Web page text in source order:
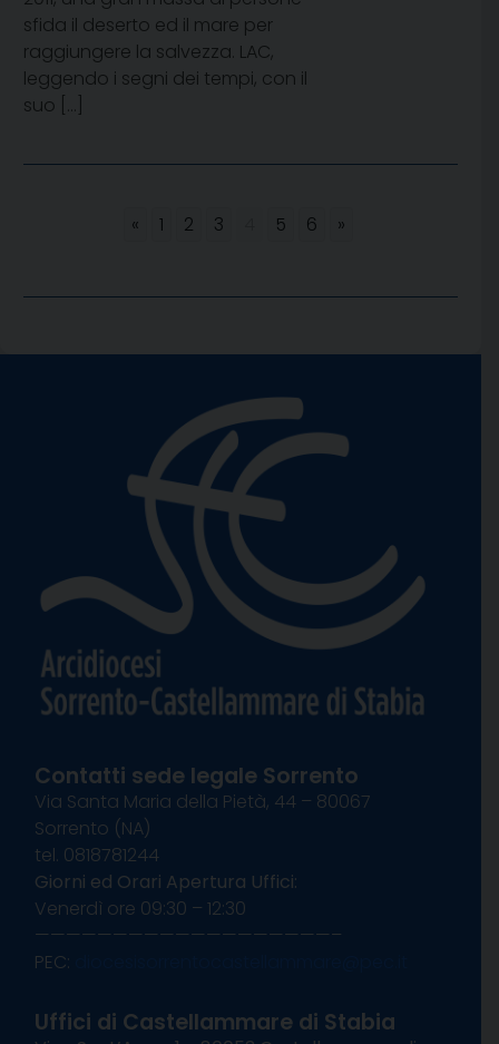
sfida il deserto ed il mare per
raggiungere la salvezza. LAC,
leggendo i segni dei tempi, con il
suo […]
« 1 2 3 5 6 »
Contatti sede legale Sorrento
Via Santa Maria della Pietà, 44 – 80067
Sorrento (NA)
tel. 0818781244
Giorni ed Orari Apertura Uffici:
Venerdì ore 09:30 – 12:30
———————————————————–
PEC:
Uffici di Castellammare di Stabia